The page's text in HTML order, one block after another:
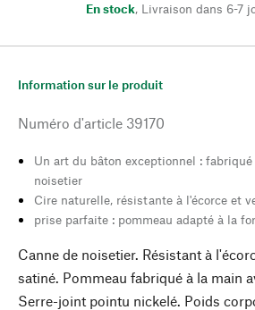
En stock, Livraison dans 6-7
Information sur le produit
Numéro d'article 39170
Un art du bâton exceptionnel :
noisetier
Cire naturelle, résistante à l'écorce et
prise parfaite : pommeau adapté à la
Canne de noisetier. Résistant à
satiné. Pommeau fabriqué à la main
Serre-joint pointu nickelé. Poids